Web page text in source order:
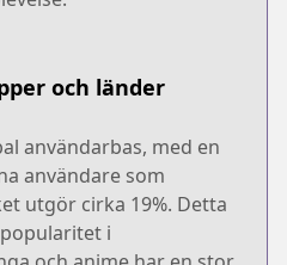
och länder
användarbas, med en
användare som
utgör cirka 19%. Detta
i